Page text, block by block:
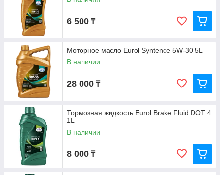
6 500 ₸
Моторное масло Eurol Syntence 5W-30 5L
В наличии
28 000 ₸
Тормозная жидкость Eurol Brake Fluid DOT 4
1L
В наличии
8 000 ₸